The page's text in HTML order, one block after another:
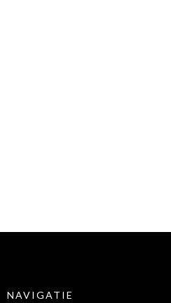
NAVIGATIE